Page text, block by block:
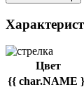
Цвет
{{ char.NAME